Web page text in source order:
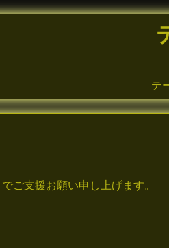
テ
ご支援お願い申し上げます。